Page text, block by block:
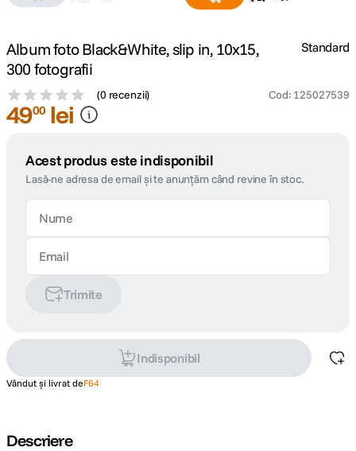
Album foto Black&White, slip in, 10x15,
300 fotografii
(0 recenzii) Cod: 125027539
Standard
4900 lei
Acest produs este indisponibil
Lasă-ne adresa de email și te anunțăm când revine în stoc.
Trimite
Indisponibil
Vândut și livrat deF64
Descriere